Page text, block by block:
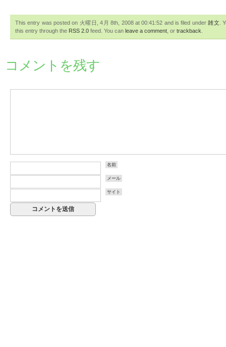
This entry was posted on 火曜日, 4月 8th, 2008 at 00:41:52 and is filed under雑文 .
this entry through the RSS 2.0 feed. You can leave a comment , or trackback
コメントを残す
名前
メール
サイト